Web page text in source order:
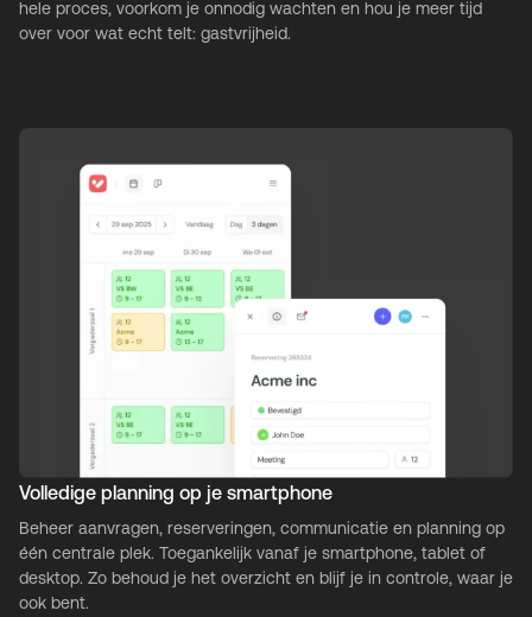
hele proces, voorkom je onnodig wachten en hou je meer tijd
over voor wat echt telt: gastvrijheid.
Volledige planning op je smartphone
Beheer aanvragen, reserveringen, communicatie en planning op
één centrale plek. Toegankelijk vanaf je smartphone, tablet of
desktop. Zo behoud je het overzicht en blijf je in controle, waar je
ook bent.